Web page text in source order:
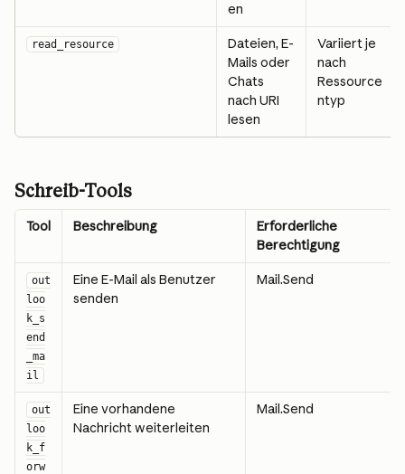
en
read_resource
Dateien, E-
Mails oder
Chats
nach URI
lesen
Variiert je
nach
Ressource
ntyp
Schreib-Tools
Tool Beschreibung
Erforderliche
Berechtigung
out
loo
k_s
end
_ma
il
Eine E-Mail als Benutzer
senden
Mail.Send
out
loo
k_f
orw
Eine vorhandene
Nachricht weiterleiten
Mail.Send